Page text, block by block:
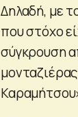
Δηλαδή, με
που στόχο
σύγκρουση